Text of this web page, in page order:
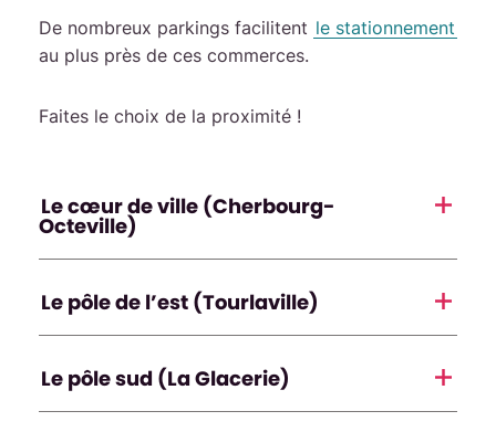
De nombreux parkings facilitent le stationnement
au plus près de ces commerces.
Faites le choix de la proximité !
Le cœur de ville (Cherbourg-
Octeville)
Le pôle de l’est (Tourlaville)
Le pôle sud (La Glacerie)